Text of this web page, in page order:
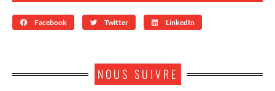
Facebook Twitter LinkedIn
NOUS SUIVRE